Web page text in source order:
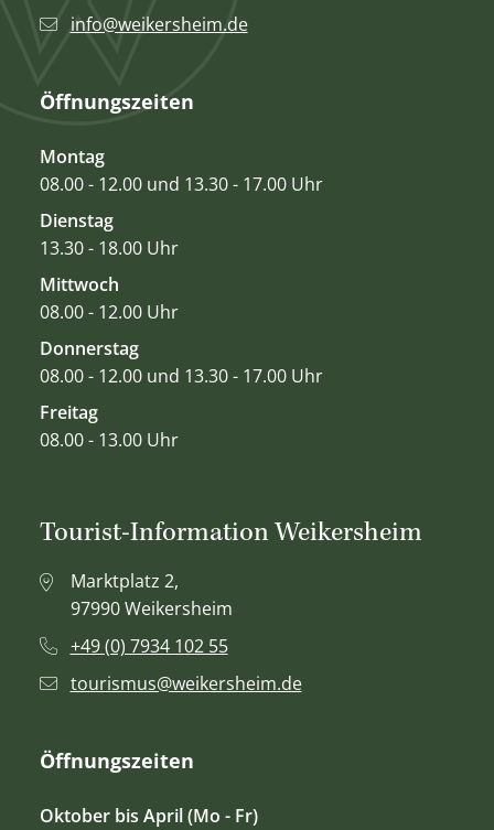
info@weikersheim.de
Öffnungszeiten
Montag
08.00 - 12.00 und 13.30 - 17.00 Uhr
Dienstag
13.30 - 18.00 Uhr
Mittwoch
08.00 - 12.00 Uhr
Donnerstag
08.00 - 12.00 und 13.30 - 17.00 Uhr
Freitag
08.00 - 13.00 Uhr
Tourist-Information Weikersheim
Marktplatz 2,
97990 Weikersheim
+49 (0) 7934 102 55
tourismus@weikersheim.de
Öffnungszeiten
Oktober bis April (Mo - Fr)